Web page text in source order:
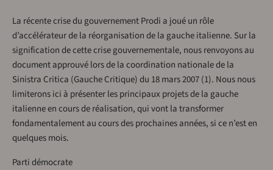
La récente crise du gouvernement Prodi a joué un rôle
d’accélérateur de la réorganisation de la gauche italienne. Sur la
signification de cette crise gouvernementale, nous renvoyons au
document approuvé lors de la coordination nationale de la
Sinistra Critica (Gauche Critique) du 18 mars 2007 (1). Nous nous
limiterons ici à présenter les principaux projets de la gauche
italienne en cours de réalisation, qui vont la transformer
fondamentalement au cours des prochaines années, si ce n’est en
quelques mois.
Parti démocrate